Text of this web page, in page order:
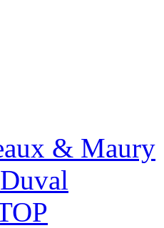
& Maury